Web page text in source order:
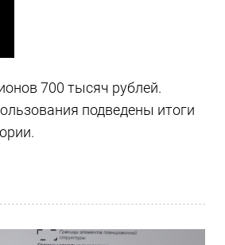
700 тысяч рублей.
подведены итоги